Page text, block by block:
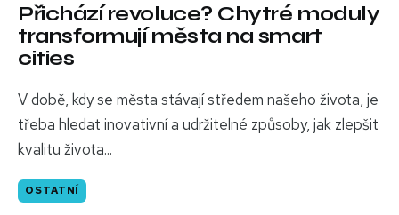
Přichází revoluce? Chytré moduly
transformují města na smart
cities
V době, kdy se města stávají středem našeho života, je
třeba hledat inovativní a udržitelné způsoby, jak zlepšit
kvalitu života...
OSTATNÍ